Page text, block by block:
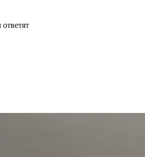
салон коллекционера из 20-х годов: